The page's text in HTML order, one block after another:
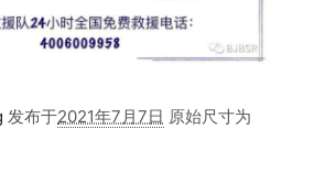
发布于2021年7月7日 原始尺寸为